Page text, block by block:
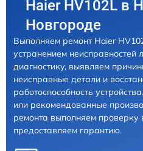
Haier HV102L в
Новгороде
Выполняем ремонт Haier
устранением
диагностику, выявляем
неисправные детали и
работоспособность
или рекомендованные
ремонта выполняем проверку
предоставляем гарантию.